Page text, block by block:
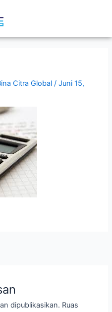
Citra Global/Juni 15,
dipublikasikan. Ruas